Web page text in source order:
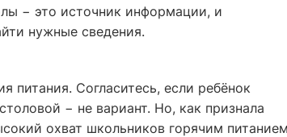
− это источник информации, и
нужные сведения.
питания. Согласитесь, если ребёнок
− не вариант. Но, как признала
охват школьников горячим питанием